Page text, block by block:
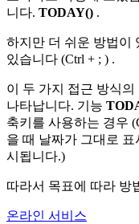
니다. TODAY() .
하지만 더 쉬운 방법이
있습니다 (Ctrl + ; ) .
이 두 가지 접근 방식
나타납니다. 기능
축키를 사용하는 경우
을 때 날짜가 그대로
시됩니다.)
따라서 목표에 따라 방
온라인 서비스